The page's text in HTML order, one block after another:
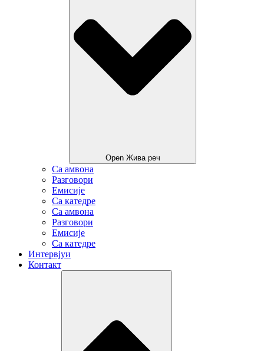
Open Жива реч
Са амвона
Разговори
Емисије
Са катедре
Са амвона
Разговори
Емисије
Са катедре
Интервјуи
Контакт